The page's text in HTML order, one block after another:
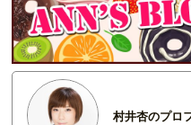
村井杏のプロ